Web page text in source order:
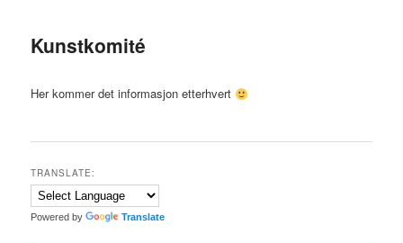
Kunstkomité
Her kommer det informasjon etterhvert
TRANSLATE:
Powered by Translate